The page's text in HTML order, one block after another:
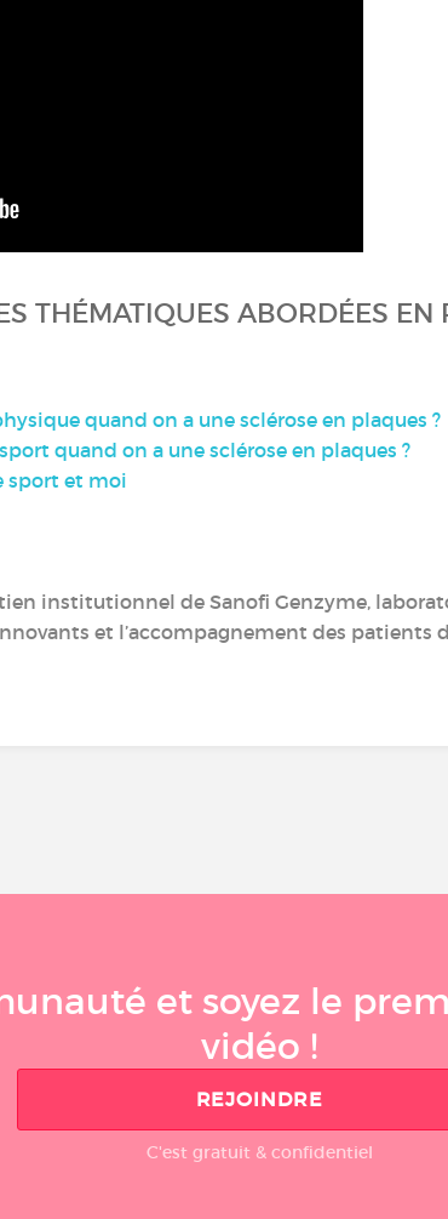
THÉMATIQUES ABORDÉES
quand on a une sclérose en plaques ?
quand on a une sclérose en plaques ?
sport et moi
institutionnel de Sanofi Genzyme,
et l’accompagnement des patients
et soyez le
vidéo !
REJOINDRE
C'est gratuit & confidentiel